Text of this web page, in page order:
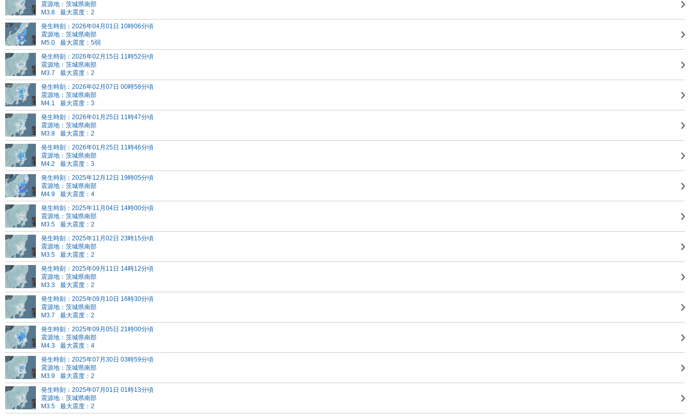
震源地：茨城県南部
M3.8
最大震度：2
発生時刻：2026年04月01日 10時06分頃
震源地：茨城県南部
M5.0
最大震度：5弱
発生時刻：2026年02月15日 11時52分頃
震源地：茨城県南部
M3.7
最大震度：2
発生時刻：2026年02月07日 00時58分頃
震源地：茨城県南部
M4.1
最大震度：3
発生時刻：2026年01月25日 11時47分頃
震源地：茨城県南部
M3.8
最大震度：2
発生時刻：2026年01月25日 11時46分頃
震源地：茨城県南部
M4.2
最大震度：3
発生時刻：2025年12月12日 19時05分頃
震源地：茨城県南部
M4.9
最大震度：4
発生時刻：2025年11月04日 14時00分頃
震源地：茨城県南部
M3.5
最大震度：2
発生時刻：2025年11月02日 23時15分頃
震源地：茨城県南部
M3.5
最大震度：2
発生時刻：2025年09月11日 14時12分頃
震源地：茨城県南部
M3.3
最大震度：2
発生時刻：2025年09月10日 16時30分頃
震源地：茨城県南部
M3.7
最大震度：2
発生時刻：2025年09月05日 21時00分頃
震源地：茨城県南部
M4.3
最大震度：4
発生時刻：2025年07月30日 03時59分頃
震源地：茨城県南部
M3.9
最大震度：2
発生時刻：2025年07月01日 01時13分頃
震源地：茨城県南部
M3.5
最大震度：2